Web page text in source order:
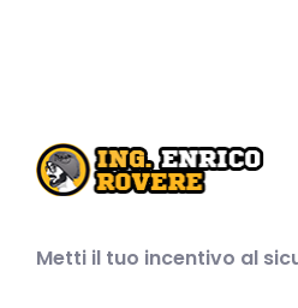
Metti il tuo incentivo al